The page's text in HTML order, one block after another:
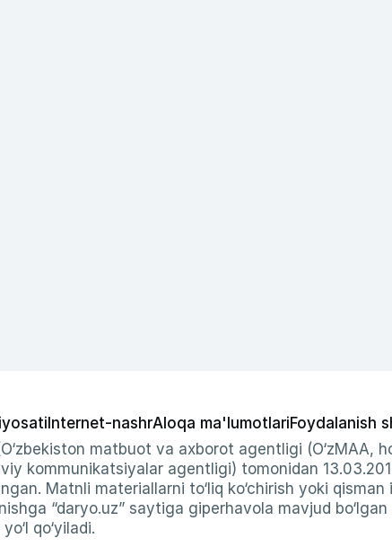
Internet-nashrAloqa ma'lumotlariFoydalanish
matbuot va axborot agentligi (O‘zMAA,
kommunikatsiyalar agentligi) tomonidan
Matnli materiallarni to‘liq ko‘chirish yoki
“daryo.uz” saytiga giperhavola mavjud
qo‘yiladi.